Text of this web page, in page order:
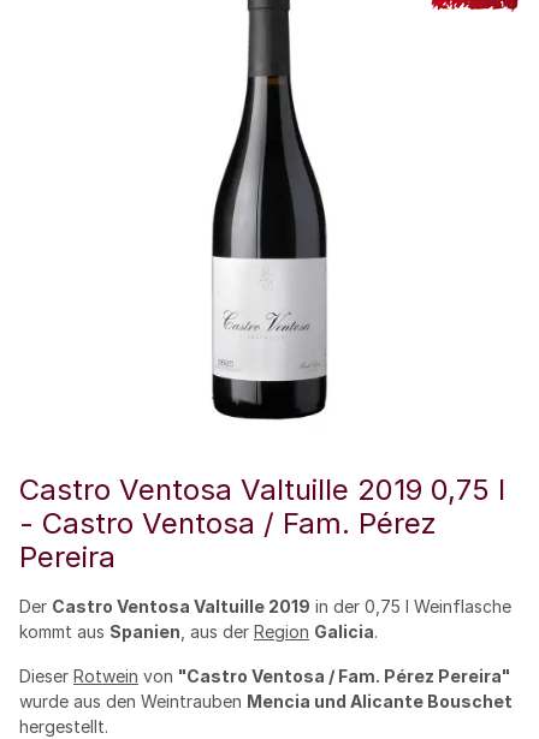
Castro Ventosa Valtuille 2019 0,75 l
- Castro Ventosa / Fam. Pérez
Pereira
Der Castro Ventosa Valtuille 2019 in der 0,75 l Weinflasche
kommt aus Spanien , aus der Region Galicia.
Dieser Rotwein von "Castro Ventosa / Fam. Pérez Pereira"
wurde aus den Weintrauben Mencia und Alicante Bouschet
hergestellt.